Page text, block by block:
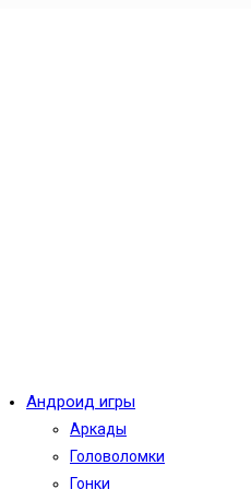
Андроид игры
Аркады
Головоломки
Гонки